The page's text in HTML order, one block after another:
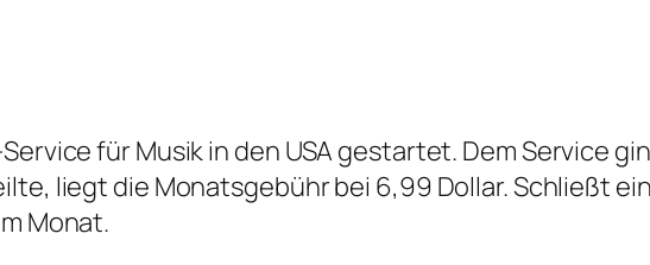
für Musik in den USA gestartet. Dem Service
liegt die Monatsgebühr bei 6,99 Dollar. Schließt
Monat.